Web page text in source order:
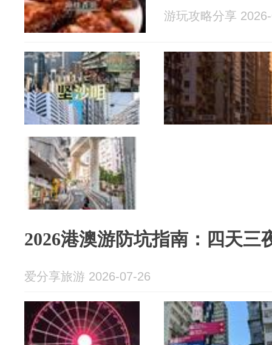
游玩攻略分享
2026港澳游防坑指南：四天三
爱分享旅游 2026-07-26